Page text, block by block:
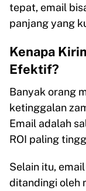
tepat, email
panjang yang
Kenapa
Efektif?
Banyak orang
ketinggalan
Email adalah
ROI paling
Selain itu,
ditandingi oleh